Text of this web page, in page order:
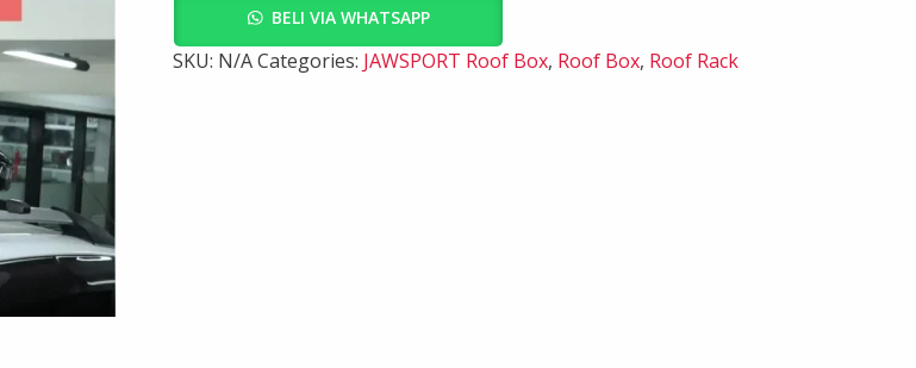
BELI VIA WHATSAPP
SKU: N/ACategories: JAWSPORT Roof Box, Roof Box, Roof Rack